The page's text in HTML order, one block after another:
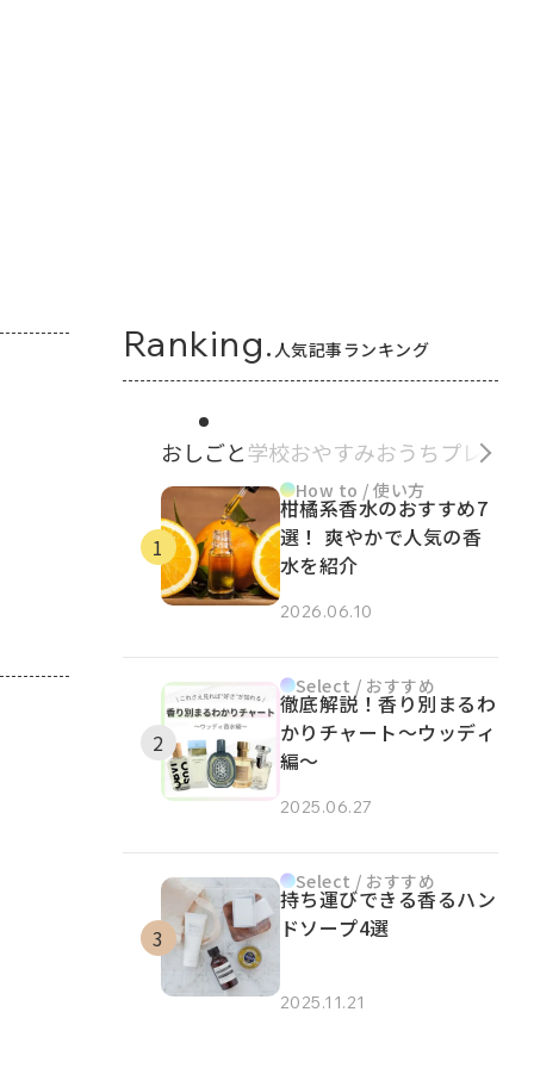
Ranking. 人気記事ランキング
おしごと学校おやすみおうち プレゼン
How to / 使い方
柑橘系香水のおすすめ7
選！ 爽やかで人気の香
水を紹介
2026.06.10
Select / おすすめ
徹底解説！香り別まるわ
かりチャート～ウッディ
編～
2025.06.27
Select / おすすめ
持ち運びできる香るハン
ドソープ4選
2025.11.21